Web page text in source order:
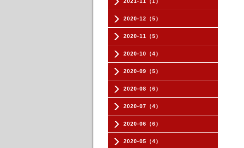
2020-12（5）
2020-11（5）
2020-10（4）
2020-09（5）
2020-08（6）
2020-07（4）
2020-06（6）
2020-05（4）